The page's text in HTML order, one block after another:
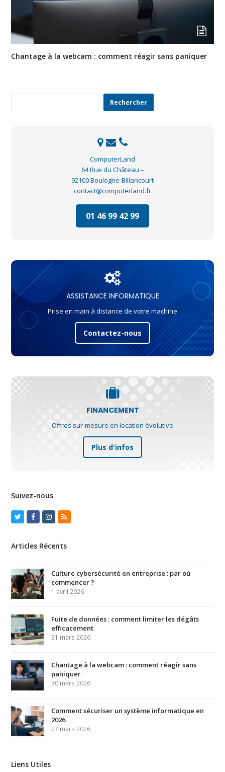
Chantage à la webcam : comment réagir sans paniquer
Rechercher
ComputerLand
64 Rue du Château –
92100 Boulogne-Billancourt
contact@computerland.fr
01 46 99 42 99
ASSISTANCE INFORMATIQUE
Prise en main à distance de votre machine
Contactez-nous
FINANCEMENT
Offres sur-mesure en location évolutive
Plus d'infos
Suivez-nous
TwitterFacebook
Instagram
RSS
Articles Récents
Culture cybersécurité en entreprise : par où
commencer ?
1 avril 2026
Fuite de données : comment limiter les dégâts
efficacement
31 mars 2026
Chantage à la webcam : comment réagir sans
paniquer
30 mars 2026
Comment sécuriser un système informatique en
2026
27 mars 2026
Liens Utiles